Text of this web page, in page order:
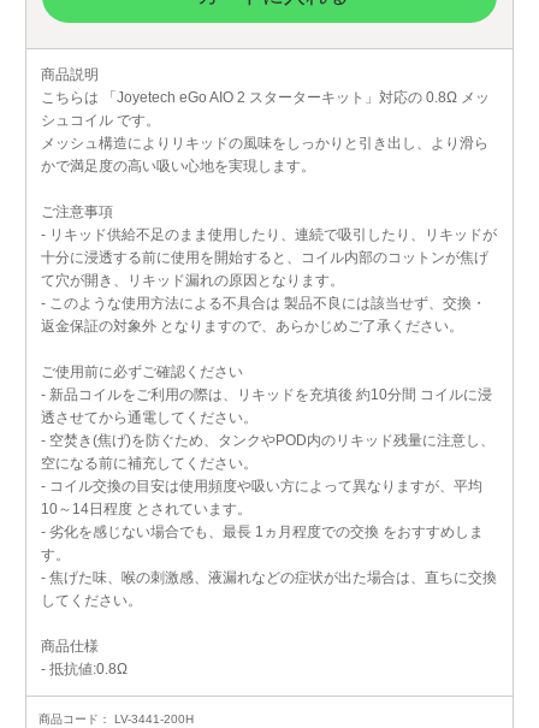
商品説明
こちらは 「Joyetech eGo AIO 2 スターターキット」対応の 0.8Ω メッ
シュコイル です。
メッシュ構造によりリキッドの風味をしっかりと引き出し、より滑ら
かで満足度の高い吸い心地を実現します。
ご注意事項
- リキッド供給不足のまま使用したり、連続で吸引したり、リキッドが
十分に浸透する前に使用を開始すると、コイル内部のコットンが焦げ
て穴が開き、リキッド漏れの原因となります。
- このような使用方法による不具合は 製品不良には該当せず、交換・
返金保証の対象外 となりますので、あらかじめご了承ください。
ご使用前に必ずご確認ください
- 新品コイルをご利用の際は、リキッドを充填後 約10分間 コイルに浸
透させてから通電してください。
- 空焚き(焦げ)を防ぐため、タンクやPOD内のリキッド残量に注意し、
空になる前に補充してください。
- コイル交換の目安は使用頻度や吸い方によって異なりますが、平均
10～14日程度 とされています。
- 劣化を感じない場合でも、最長 1ヵ月程度での交換 をおすすめしま
す。
- 焦げた味、喉の刺激感、液漏れなどの症状が出た場合は、直ちに交換
してください。
商品仕様
- 抵抗値:0.8Ω
商品コード： LV-3441-200H